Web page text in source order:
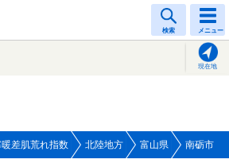
検索 メニュー
現在地
差肌荒れ指数 北陸地方 富山県 南砺市